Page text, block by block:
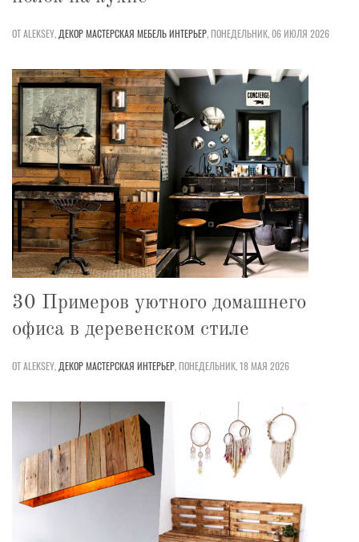
ОТ ALEKSEY, ДЕКОРМАСТЕРСКАЯ МЕБЕЛЬИНТЕРЬЕР,ПОНЕДЕЛЬНИК, 06 ИЮЛЯ 2026
30 Примеров уютного домашнего
офиса в деревенском стиле
ОТ ALEKSEY, ДЕКОРМАСТЕРСКАЯ ИНТЕРЬЕР,ПОНЕДЕЛЬНИК, 18 МАЯ 2026